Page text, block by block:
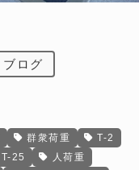
ブログ
群衆荷重
T-2
T-25
人荷重